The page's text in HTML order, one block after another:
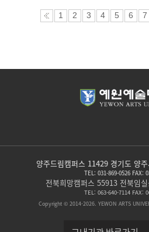
1 2 3 4 5 6 7
양주드림캠퍼스 11429 경기도 양
TEL: 031-869-0526 FAX:
전북희망캠퍼스 55913 전북임
TEL: 063-640-7114 FAX:
Copyright © 2014-2026. YEWON ARTS